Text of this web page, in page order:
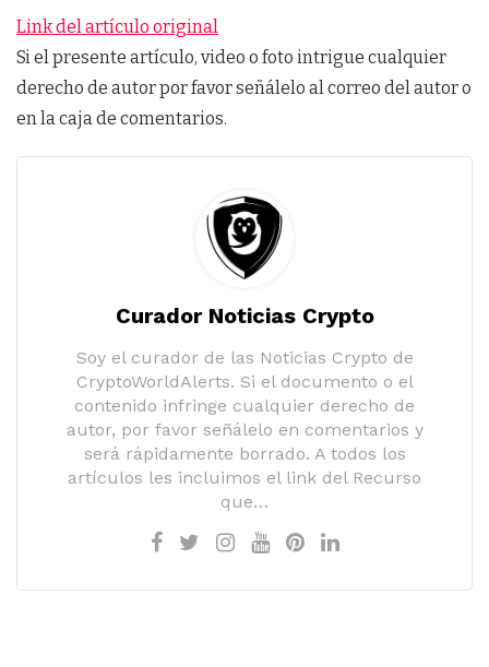
Link del artículo original
Si el presente artículo, video o foto intrigue cualquier
derecho de autor por favor señálelo al correo del autor o
en la caja de comentarios.
Curador Noticias Crypto
Soy el curador de las Noticias Crypto de
CryptoWorldAlerts. Si el documento o el
contenido infringe cualquier derecho de
autor, por favor señálelo en comentarios y
será rápidamente borrado. A todos los
artículos les incluimos el link del Recurso
que…